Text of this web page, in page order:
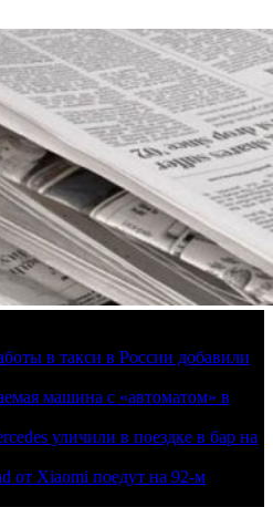
в такси в России добавили
машина с «автоматом» в
уличили в поездке в бар на
от Xiaomi поедут на 92-м